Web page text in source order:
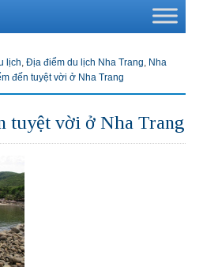
lịch,Địa điểm du lịch Nha Trang, Nha
đến tuyệt vời ở Nha Trang
tuyệt vời ở Nha Trang